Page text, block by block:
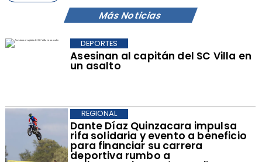
Más Noticias
Asesinan al capitán del SC Villa en
un asalto
DEPORTES
Dante Díaz Quinzacara impulsa
rifa solidaria y evento a beneficio
para financiar su carrera
deportiva rumbo a
REGIONAL